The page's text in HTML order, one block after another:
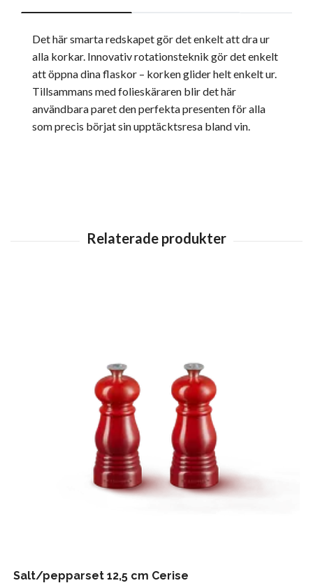
Det här smarta redskapet gör det enkelt att dra ur
alla korkar. Innovativ rotationsteknik gör det enkelt
att öppna dina flaskor – korken glider helt enkelt ur.
Tillsammans med folieskäraren blir det här
användbara paret den perfekta presenten för alla
som precis börjat sin upptäcktsresa bland vin.
Salt/pepparset 12,5 cm Cerise